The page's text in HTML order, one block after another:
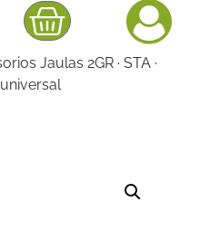
Jaulas 2GR · STA ·